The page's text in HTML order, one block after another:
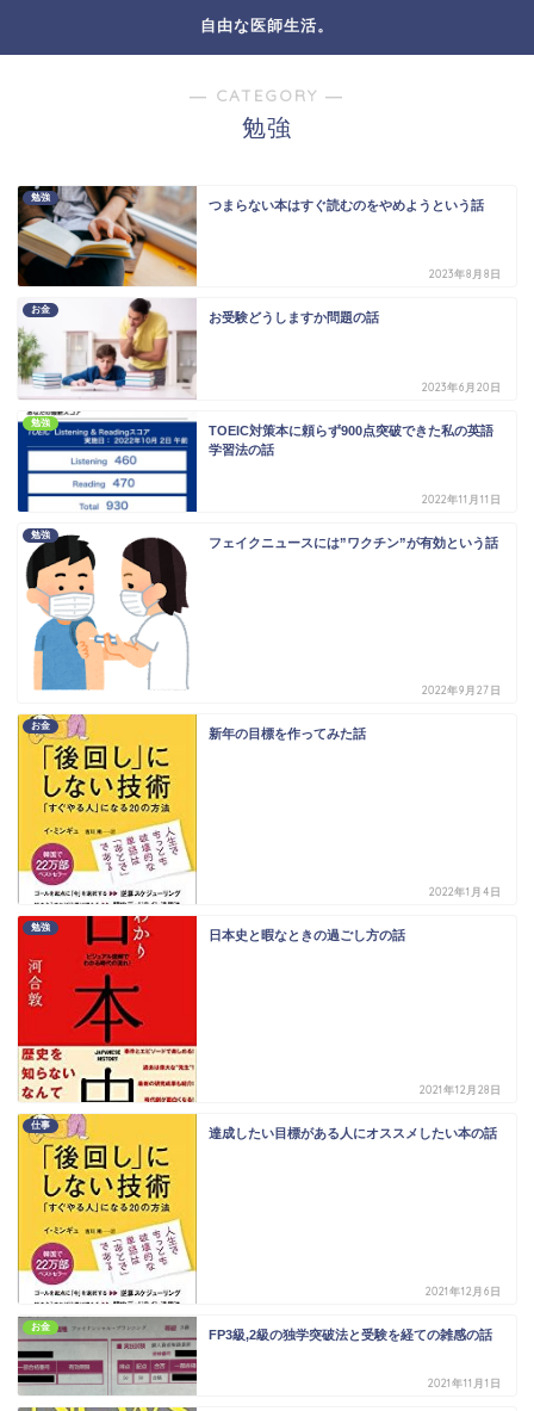
自由な医師生活。
― CATEGORY ―
勉強
勉強
つまらない本はすぐ読むのをやめようという話
2023年8月8日
お金
お受験どうしますか問題の話
2023年6月20日
勉強
TOEIC対策本に頼らず900点突破できた私の英語
学習法の話
2022年11月11日
勉強
フェイクニュースには”ワクチン”が有効という話
2022年9月27日
お金
新年の目標を作ってみた話
2022年1月4日
勉強
日本史と暇なときの過ごし方の話
2021年12月28日
仕事
達成したい目標がある人にオススメしたい本の話
2021年12月6日
お金
FP3級,2級の独学突破法と受験を経ての雑感の話
2021年11月1日